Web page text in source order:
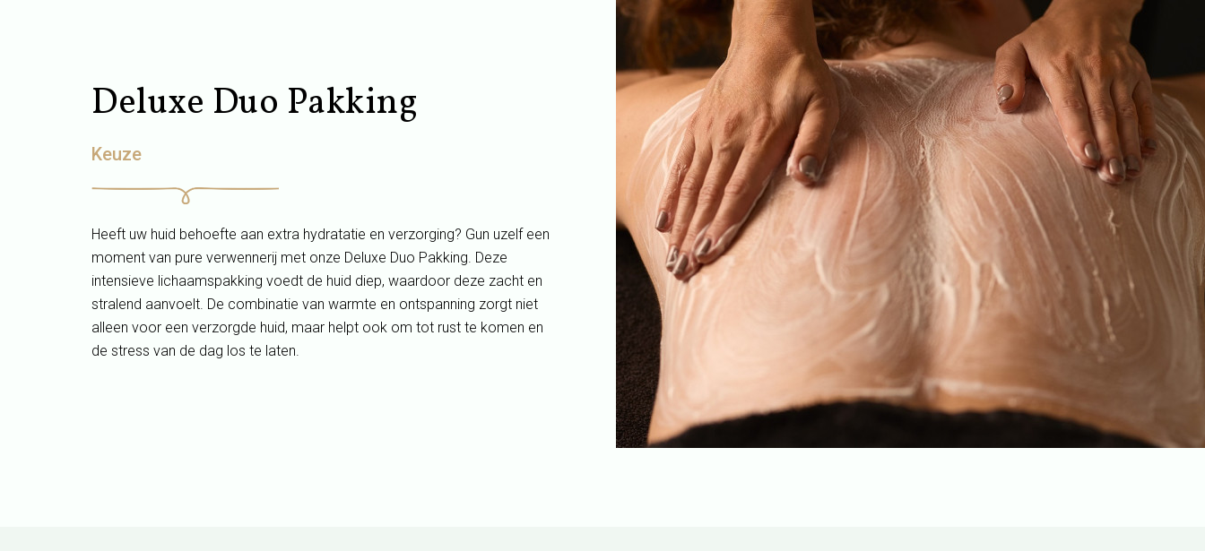
Deluxe Duo Pakking
Keuze
Heeft uw huid behoefte aan extra hydratatie en verzorging? Gun uzelf een
moment van pure verwennerij met onze Deluxe Duo Pakking. Deze
intensieve lichaamspakking voedt de huid diep, waardoor deze zacht en
stralend aanvoelt. De combinatie van warmte en ontspanning zorgt niet
alleen voor een verzorgde huid, maar helpt ook om tot rust te komen en
de stress van de dag los te laten.